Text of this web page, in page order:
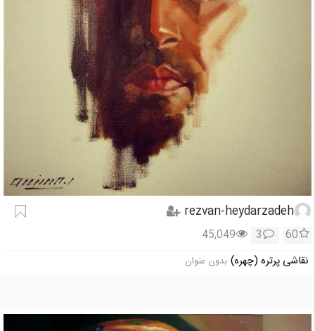
rezvan-heydarzadeh
60
3
45,049
نقاشی پرتره (چهره) بدون عنوان